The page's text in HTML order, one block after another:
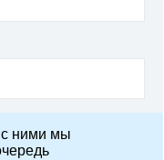
с ними мы